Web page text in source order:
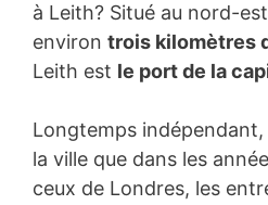
à Leith? Situé au nord-
environ trois kilomètres
Leith est le port de la
Longtemps indépendant,
la ville que dans les
ceux de Londres, les